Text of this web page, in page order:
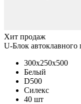
Хит продаж
U-Блок автоклавного
300x250x500
Белый
D500
Силекс
40 шт